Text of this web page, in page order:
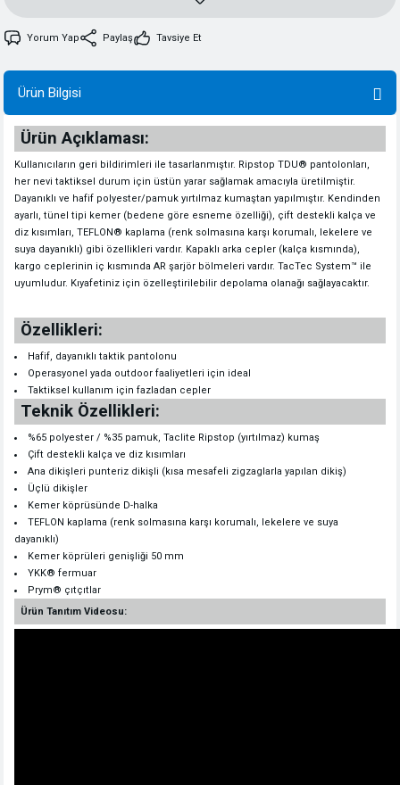
Yorum Yap Paylaş Tavsiye Et
Ürün Bilgisi
Ürün Açıklaması:
Kullanıcıların geri bildirimleri ile tasarlanmıştır. Ripstop TDU® pantolonları,
her nevi taktiksel durum için üstün yarar sağlamak amacıyla üretilmiştir.
Dayanıklı ve hafif polyester/pamuk yırtılmaz kumaştan yapılmıştır. Kendinden
ayarlı, tünel tipi kemer (bedene göre esneme özelliği), çift destekli kalça ve
diz kısımları, TEFLON® kaplama (renk solmasına karşı korumalı, lekelere ve
suya dayanıklı) gibi özellikleri vardır. Kapaklı arka cepler (kalça kısmında),
kargo ceplerinin iç kısmında AR şarjör bölmeleri vardır. TacTec System™ ile
uyumludur. Kıyafetiniz için özelleştirilebilir depolama olanağı sağlayacaktır.
Özellikleri:
Hafif, dayanıklı taktik pantolonu
Operasyonel yada outdoor faaliyetleri için ideal
Taktiksel kullanım için fazladan cepler
Teknik Özellikleri:
%65 polyester / %35 pamuk, Taclite Ripstop (yırtılmaz) kumaş
Çift destekli kalça ve diz kısımları
Ana dikişleri punteriz dikişli (kısa mesafeli zigzaglarla yapılan dikiş)
Üçlü dikişler
Kemer köprüsünde D-halka
TEFLON kaplama (renk solmasına karşı korumalı, lekelere ve suya
dayanıklı)
Kemer köprüleri genişliği 50 mm
YKK® fermuar
Prym® çıtçıtlar
Ürün Tanıtım Videosu: